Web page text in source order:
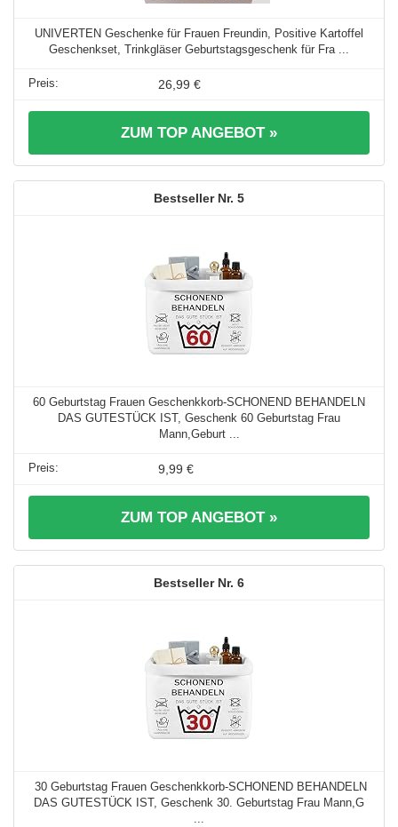
UNIVERTEN Geschenke für Frauen Freundin, Positive Kartoffel
Geschenkset, Trinkgläser Geburtstagsgeschenk für Fra ...
26,99 €
ZUM TOP ANGEBOT »
5
60 Geburtstag Frauen Geschenkkorb-SCHONEND BEHANDELN
DAS GUTESTÜCK IST , Geschenk 60 Geburtstag Frau
Mann,Geburt ...
9,99 €
ZUM TOP ANGEBOT »
6
30 Geburtstag Frauen Geschenkkorb-SCHONEND BEHANDELN
DAS GUTESTÜCK IST , Geschenk 30. Geburtstag Frau Mann,G